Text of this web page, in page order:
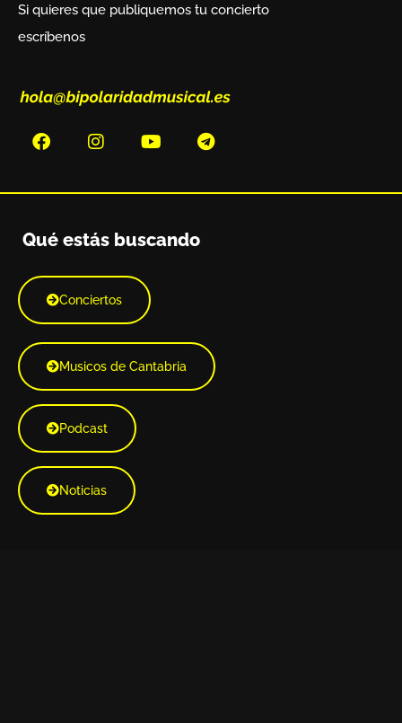
Si quieres que publiquemos tu concierto
escríbenos
Qué estás buscando
Conciertos
Musicos de Cantabria
Podcast
Noticias